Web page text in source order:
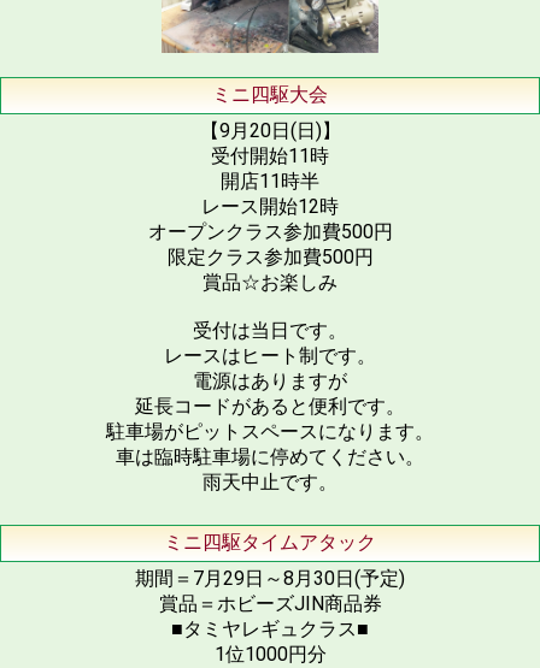
ミニ四駆大会
【9月20日(日)】
受付開始11時
開店11時半
レース開始12時
オープンクラス参加費500円
限定クラス参加費500円
賞品☆お楽しみ
受付は当日です。
レースはヒート制です。
電源はありますが
延長コードがあると便利です。
駐車場がピットスペースになります。
車は臨時駐車場に停めてください。
雨天中止です。
ミニ四駆タイムアタック
期間＝7月29日～8月30日(予定)
賞品＝ホビーズJIN商品券
■タミヤレギュクラス■
1位1000円分